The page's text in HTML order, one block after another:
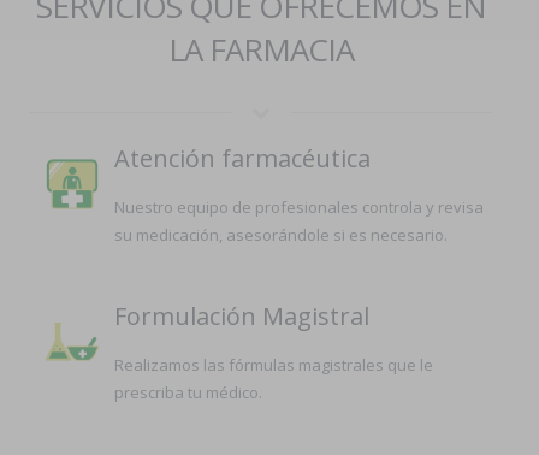
LA FARMACIA
Atención farmacéutica
Nuestro equipo de profesionales controla y revisa
su medicación, asesorándole si es necesario.
Formulación Magistral
Realizamos las fórmulas magistrales que le
prescriba tu médico.